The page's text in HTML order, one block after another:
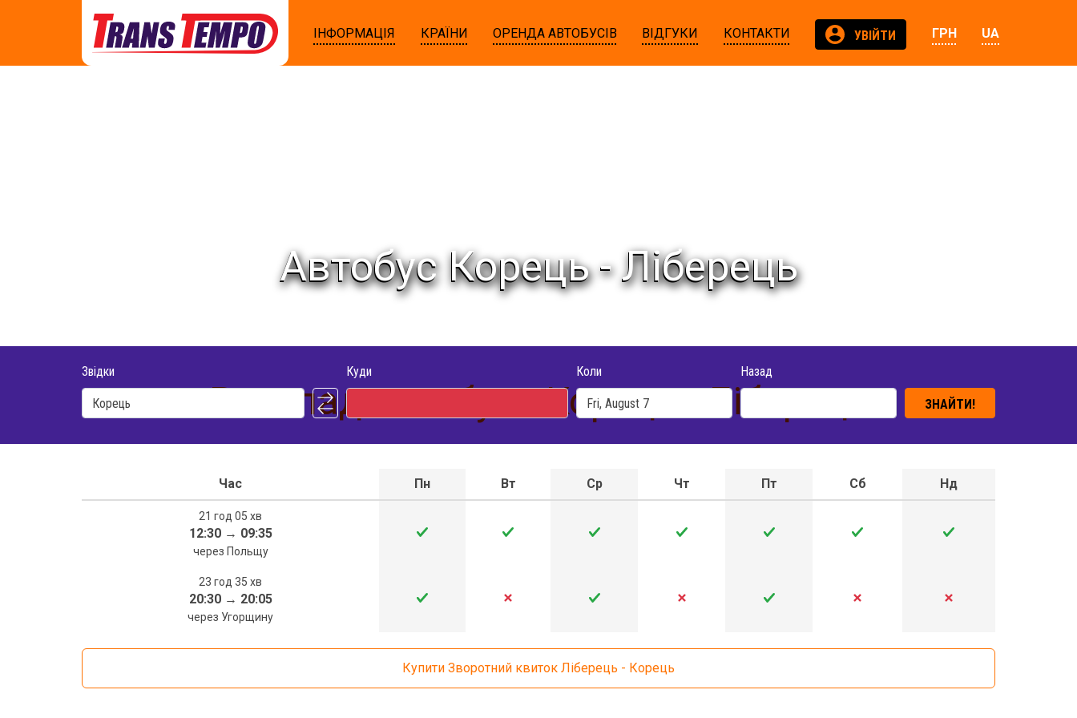
ІНФОРМАЦІЯ КРАЇНИ ОРЕНДА АВТОБУСІВ ВІДГУКИ КОНТАКТИ УВІЙТИ ГРН UA
Автобус Корець - Ліберець
Звідки Куди Коли Назад
ЗНАЙТИ!
Розклад автобуса Корець - Ліберець
Час Пн Вт Ср Чт Пт Сб Нд
21 год 05 хв
12:30→ 09:35
через Польщу
23 год 35 хв
20:30→ 20:05
через Угорщину
Купити Зворотний квиток Ліберець - Корець